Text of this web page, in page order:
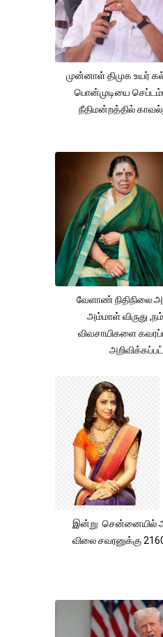
முன்னாள் திமுக உயர்
பொன்முடியை
நீதிமன்றத்தில்
வேளாண் நிதிநிலை
அம்மாள் விருது
விவசாயிகளை
இன்று சென்னையில்
விலை சவரனுக்கு 2160